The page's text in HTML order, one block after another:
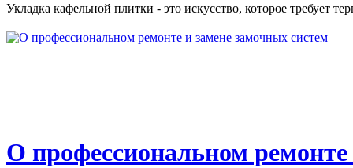
Укладка кафельной плитки - это искусство, которое требует
О профессиональном